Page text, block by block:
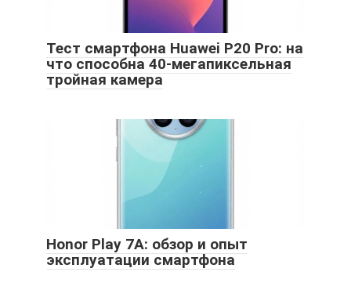
Тест смартфона Huawei P20 Pro: на
что способна 40-мегапиксельная
тройная камера
Honor Play 7A: обзор и опыт
эксплуатации смартфона